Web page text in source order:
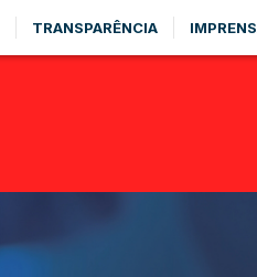
TRANSPARÊNCIA